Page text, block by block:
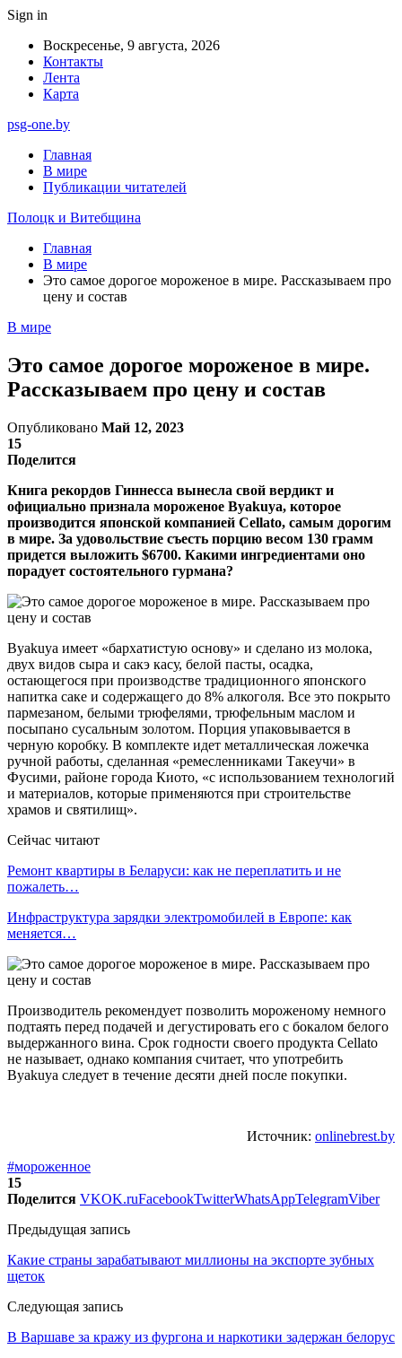
Sign in
Воскресенье, 9 августа, 2026
Контакты
Лента
Карта
psg-one.by
Главная
В мире
Публикации читателей
Полоцк и Витебщина
Главная
В мире
Это самое дорогое мороженое в мире. Рассказываем про
цену и состав
В мире
Это самое дорогое мороженое в мире.
Рассказываем про цену и состав
Опубликовано Май 12, 2023
15
Поделится
Книга рекордов Гиннесса вынесла свой вердикт и
официально признала мороженое Byakuya, которое
производится японской компанией Cellato, самым дорогим
в мире. За удовольствие съесть порцию весом 130 грамм
придется выложить $6700. Какими ингредиентами оно
порадует состоятельного гурмана?
Byakuya имеет «бархатистую основу» и сделано из молока,
двух видов сыра и сакэ касу, белой пасты, осадка,
остающегося при производстве традиционного японского
напитка саке и содержащего до 8% алкоголя. Все это покрыто
пармезаном, белыми трюфелями, трюфельным маслом и
посыпано сусальным золотом. Порция упаковывается в
черную коробку. В комплекте идет металлическая ложечка
ручной работы, сделанная «ремесленниками Такеучи» в
Фусими, районе города Киото, «с использованием технологий
и материалов, которые применяются при строительстве
храмов и святилищ».
Сейчас читают
Ремонт квартиры в Беларуси: как не переплатить и не
пожалеть…
Инфраструктура зарядки электромобилей в Европе: как
меняется…
Производитель рекомендует позволить мороженому немного
подтаять перед подачей и дегустировать его с бокалом белого
выдержанного вина. Срок годности своего продукта Cellato
не называет, однако компания считает, что употребить
Byakuya следует в течение десяти дней после покупки.
Источник: onlinebrest.by
#мороженное
15
Поделится VKOK.ruFacebookTwitterWhatsAppTelegramViber
Предыдущая запись
Какие страны зарабатывают миллионы на экспорте зубных
щеток
Следующая запись
В Варшаве за кражу из фургона и наркотики задержан белорус